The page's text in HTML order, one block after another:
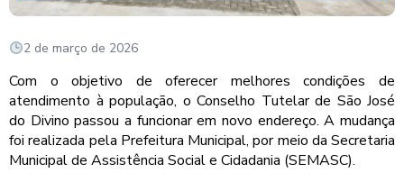
2 de março de 2026
Com o objetivo de oferecer melhores condições de
atendimento à população, o Conselho Tutelar de São José
do Divino passou a funcionar em novo endereço. A mudança
foi realizada pela Prefeitura Municipal, por meio da Secretaria
Municipal de Assistência Social e Cidadania (SEMASC).